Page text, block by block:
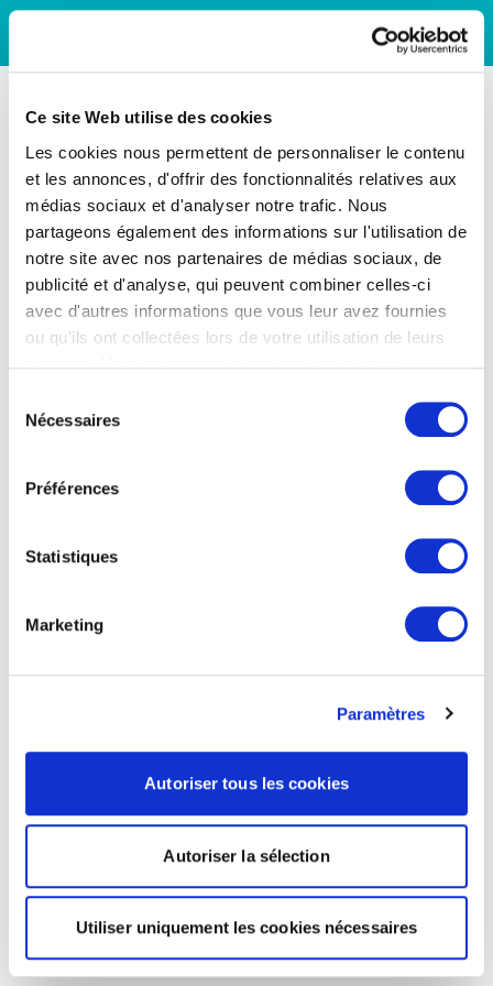
Ce site Web utilise des cookies
Les cookies nous permettent de personnaliser le contenu
et les annonces, d'offrir des fonctionnalités relatives aux
médias sociaux et d'analyser notre trafic. Nous
partageons également des informations sur l'utilisation de
notre site avec nos partenaires de médias sociaux, de
publicité et d'analyse, qui peuvent combiner celles-ci
avec d'autres informations que vous leur avez fournies
ou qu'ils ont collectées lors de votre utilisation de leurs
Nécessaires
Préférences
Statistiques
Marketing
Paramètres
Autoriser tous les cookies
Autoriser la sélection
Utiliser uniquement les cookies nécessaires